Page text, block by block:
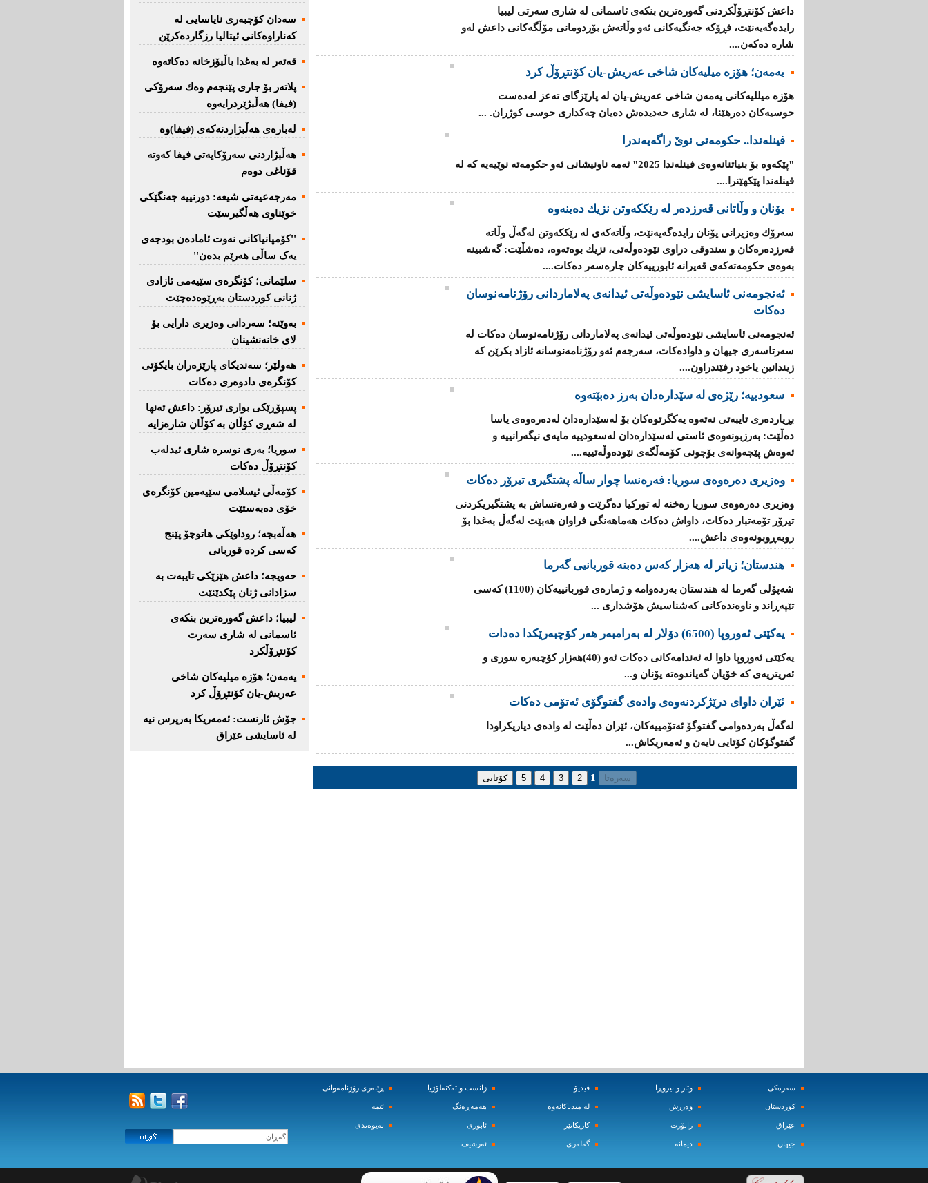
داعش كۆنتڕۆڵکردنی گەورەترین بنكەی ئاسمانی لە شاری سەرتی لیبیا
رایدەگەیەنێت، فڕۆكە جەنگیەكانی ئەو وڵاتەش بۆردومانی مۆڵگەكانی داعش لەو
شارە دەكەن....
یەمەن؛ هۆزە میلیەكان شاخی عەریش-یان كۆنتڕۆڵ كرد
هۆزە میللیەكانی یەمەن شاخی عەریش-یان لە پارێزگای تەعز لەدەست
حوسیەكان دەرهێنا، لە شاری حەدیدەش دەیان چەكداری حوسی كوژران. ...
فینلەندا.. حكومەتی نوێ راگەیەندرا
"پێكەوە بۆ بنیاتنانەوەی فینلەندا 2025" ئەمە ناونیشانی ئەو حكومەتە نوێیەیە كە لە
فینلەندا پێكهێنرا....
یۆنان‌ و وڵاتانی‌ قه‌رزده‌ر له‌ رێککەوتن نزیك ده‌بنه‌وه‌
سه‌رۆك وه‌زیرانی‌ یۆنان رایده‌گه‌یه‌نێت، وڵاته‌كه‌ی‌ له‌ رێکكه‌وتن له‌گه‌ڵ وڵاته‌
قه‌رزده‌ره‌كان‌ و سندوقی‌ دراوی‌ نێوده‌وڵه‌تی، نزیك بوه‌ته‌وه‌، ده‌شڵێت: گه‌شبینه‌
به‌وه‌ی‌ حكومه‌ته‌كه‌ی‌ قه‌یرانه‌ ئابورییه‌كان چاره‌سه‌ر ده‌كات....
ئه‌نجومه‌نی ئاسایشی نێوده‌وڵه‌تی ئیدانه‌ی په‌لاماردانی رۆژنامه‌نوسان
ده‌كات
ئه‌نجومه‌نی ئاسایشی نێوده‌وڵه‌تی ئیدانه‌ی په‌لاماردانی رۆژنامه‌نوسان ده‌كات له‌
سه‌رتاسه‌ری جیهان و داواده‌كات، سه‌رجه‌م ئه‌و رۆژنامه‌نوسانه‌ ئازاد بكرێن كه‌
زیندانین یاخود رفێندراون....
سعودییە؛ رێژەی لە سێدارەدان بەرز دەبێتەوە
بڕیارده‌ری تایبه‌تی نه‌ته‌وه‌ یه‌كگرتوه‌كان بۆ له‌سێداره‌دان له‌ده‌ره‌وه‌ی یاسا
ده‌ڵێت: به‌رزبونه‌وه‌ی ئاستی له‌سێداره‌دان له‌سعودییه‌ مایه‌ی نیگه‌رانییه‌ و
ئه‌وه‌ش پێچه‌وانه‌ی بۆچونی كۆمه‌ڵگه‌ی‌ نێوده‌وڵه‌تییه‌....
وەزیری دەرەوەی سوریا: فه‌ره‌نسا چوار ساڵه‌ پشتگیری تیرۆر ده‌كات
وه‌زیری ده‌ره‌وه‌ی سوریا ره‌خنه‌ له‌ توركیا ده‌گرێت و فه‌ره‌نساش به‌ پشتگیریكردنی
تیرۆر تۆمه‌تبار ده‌كات، داواش ده‌كات هه‌ماهه‌نگی فراوان هه‌بێت له‌گه‌ڵ به‌غدا بۆ
روبه‌ڕوبونه‌وه‌ی داعش....
هندستان؛ زیاتر لە هەزار کەس دەبنە قوربانیی گەرما
شه‌پۆلی‌ گه‌رما له‌ هندستان به‌رده‌وامه‌ و ژماره‌ی‌ قوربانییه‌كان (1100) کەسی
تێپه‌ڕاند و ناوه‌نده‌كانی‌ كه‌شناسیش هۆشداری‌ ...
یه‌كێتی‌ ئه‌وروپا (6500) دۆلار له‌ به‌رامبه‌ر هه‌ر كۆچبه‌رێكدا ده‌دات
یه‌كێتی‌ ئه‌وروپا داوا له‌ ئه‌ندامه‌كانی‌ ده‌كات ئه‌و (40)هه‌زار كۆچبه‌ره‌ سوری‌ و
ئه‌ریتریه‌ی‌ کە خۆیان گه‌یاندوه‌ته‌ یۆنان و...
ئێران داوای‌ درێژكردنه‌وه‌ی‌ واده‌ی‌ گفتوگۆی ئەتۆمی ده‌كات
له‌گه‌ڵ به‌رده‌وامی‌ گفتوگۆ ئه‌تۆمییه‌كان، ئێران ده‌ڵێت له‌ واده‌ی‌ دیاریكراودا
گفتوگۆكان كۆتایی‌ نایه‌ن و ئەمەریکاش...
1
سەدان كۆچبەری نایاسایی لە
كەناراوەكانی ئیتالیا رزگاردەكرێن
قەتەر لە بەغدا باڵیۆزخانە دەكاتەوە
پلاتەر بۆ جاری پێنجەم وەك سەرۆكی
(فیفا) هەڵبژێردرایەوە
لەبارەی هەڵبژاردنەكەی (فیفا)وە
هەڵبژاردنی سەرۆكایەتی فیفا كەوتە
قۆناغی دوەم
مەرجەعیەتی شیعە: دورنییە جەنگێكی
خوێناوی هەڵگیرسێت
''کۆمپانیاکانی نەوت ئامادەن بودجەی
یەک ساڵی هەرێم بدەن''
سلێمانی؛ كۆنگرەی سێیەمی ئازادی
ژنانی كوردستان بەڕێوەدەچێت
بەوێنە؛ سەردانی وەزیری دارایی بۆ
لای خانەنشینان
هەولێر؛ سەندیكای پارێزەران بایكۆتی
كۆنگرەی دادوەری دەكات
پسپۆڕێكی بواری تیرۆر: داعش تەنها
لە شەڕی كۆڵان بە كۆڵان شارەزایە
سوریا؛ بەری نوسرە شاری ئیدلەب
كۆنتڕۆڵ دەكات
كۆمەڵی ئیسلامی سێیەمین كۆنگرەی
خۆی دەبەستێت
هەڵەبجە؛ روداوێکی هاتوچۆ پێنج
کەسی کردە قوربانی
حەویجە؛ داعش هێزێكی تایبەت بە
سزادانی ژنان پێكدێنێت
لیبیا؛ داعش گەورەترین بنكەی
ئاسمانی لە شاری سەرت
کۆنتڕۆڵکرد
یەمەن؛ هۆزە میلیەكان شاخی
عەریش-یان كۆنتڕۆڵ كرد
جۆش ئارنست: ئەمەریكا بەرپرس نیە
لە ئاسایشی عێراق
سه‌ره‌کی
کوردستان
عێراق
جیهان
وتار و بیروڕا
وه‌رزش‌
راپۆرت
دیمانه‌
ڤیدیۆ
له‌ میدیاکانه‌وه‌
کاریکاتێر
گه‌له‌ری
زانست و ته‌کنه‌لۆژیا
هه‌مه‌ڕه‌نگ
ئابوری
ئه‌رشیف
ڕێبه‌ری رۆژنامه‌وانی
ئێمه‌
په‌یوه‌ندی